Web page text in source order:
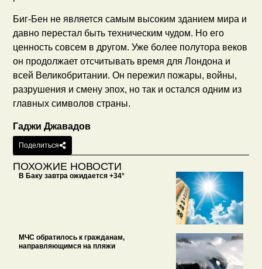
Биг-Бен не является самым высоким зданием мира и
давно перестал быть техническим чудом. Но его
ценность совсем в другом. Уже более полутора веков
он продолжает отсчитывать время для Лондона и
всей Великобритании. Он пережил пожары, войны,
разрушения и смену эпох, но так и остался одним из
главных символов страны.
Гаджи Джавадов
Поделиться
ПОХОЖИЕ НОВОСТИ
В Баку завтра ожидается +34°
МЧС обратилось к гражданам,
направляющимся на пляжи